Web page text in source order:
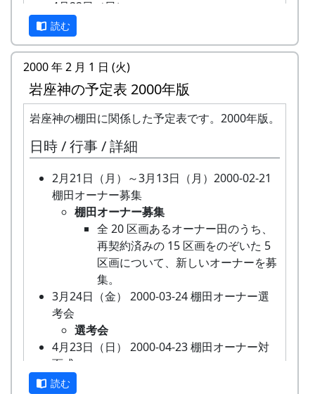
撮影についてのお願い
写真の撮影に当っては、住民のプライバシーと生
活にご配慮ください。
特に人物を撮るときは、ひとこと断って、承諾を
得てからにして下さい。
また、住民はあなたに雇われたモデルではありま
せんから、農作業をしているときなどに、「あっ
ちを向け、こっちを向け、そっちの方へ歩いて行
け、にっこり笑え、過去を振り返るような遠い目
願いします。
スケジュール
2003年度の岩座神棚田オーナー事業予定です。
日時 行事
内容
4月20
日
（日）
棚田
オー
ナー
対面
式
棚田オーナー（都会から米を作
りに来る人たち）と棚田保存会
（岩座神の住人）の初顔合わ
せ。お互いの自己紹介やら、農
業改良普及センターの人による
米作り講習会。そして区画の抽
選が行なわれる。
（日）
田植
え祭
水田に入って、苗を手で植え
6月15
（日）
オー
ナー
10月11日（土）～10月12日（日）2003-10-
11 宵宮2003-10-12 秋祭
○ 秋祭り
11日が宵宮。
10月13日（月）体育の日2003-10-13 棚田オ
★ 棚田オーナー脱穀（だっこく）・籾
稲から籾粒だけを取るのが脱穀、籾
粒から殻を取り除いて玄米にするの
が籾摺り。収穫した玄米は袋に入れ
て持ち帰る。|
★ 収穫祭
トン汁で収穫を祝う。案山子コンテ
ストもある。
10月19日（日）2003-10-19 蕎麦の刈取り
蕎麦の刈取り。脱穀は次の日曜日
に。
10月26日（日）2003-10-26 万年草植栽
2003-10-26 蕎麦の脱穀
棚田コンサート
出場者の募集は、8月26日まで。詳
しくは、加美町のホームページで確
認してください。( 加美町 > 棚田コ
ンサート出場者募集 )
10月12日（土）～10月13日（日）2002-10-
12 宵宮 2002-10-13 秋祭
秋祭り
12日が宵宮。
10月14日（月）体育の日2002-10-14 棚田オ
ーナー脱穀・籾摺り ...
棚田オーナー脱穀（だっこく）・籾摺り
（もみすり）
稲から籾粒だけを取るのが脱穀、籾
粒から殻を取り除いて玄米にするの
が籾摺り。収穫した玄米は袋に入れ
て持ち帰る。|
棚田オーナー収穫祭
トン汁で収穫を祝う。案山子コンテ
ストもある。
10月20日（日）2002-10-20 蕎麦の刈取り
蕎麦の刈取り
7 YA
市
FM - ○
市
9 KY ○
宮
市
IY - ○ -
市
- ○ ○ -
三
市
女 39
AH -
石
13 TO
4月22日（日）
来る人たち）と棚田保存会（岩座神
の住人）の初顔合わせ。お互いの自
己紹介やら、農業改良普及センター
の人による米作り講習会。そして区
画の抽選が行なわれる。
5月13日（日）
田植え
水田に入って、苗を手で植える。
6月10日（日）
草刈り、肥料散布
石垣や畦道の草刈り、肥料の散布。
7月29日（日）
草引き作業
水田の中の雑草を引き抜く。
あまごつかみ
獲る。子供たちのためのアトラクシ
ョン。串に刺して塩焼きにして食す
案山子作り
読む
2000 年 2 月 1 日 (火)
岩座神の予定表 2000年版
岩座神の棚田に関係した予定表です。2000年版。
日時 / 行事 / 詳細
2月21日（月）～3月13日（月）2000-02-21
棚田オーナー募集
棚田オーナー募集
全 20 区画あるオーナー田のうち、
再契約済みの 15 区画をのぞいた 5
区画について、新しいオーナーを募
集。
3月24日（金） 2000-03-24 棚田オーナー選
考会
選考会
4月23日（日） 2000-04-23 棚田オーナー対
面式
読む